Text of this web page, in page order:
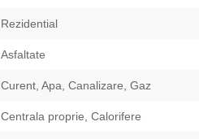
Rezidential
Asfaltate
Curent, Apa, Canalizare, Gaz
Centrala proprie, Calorifere